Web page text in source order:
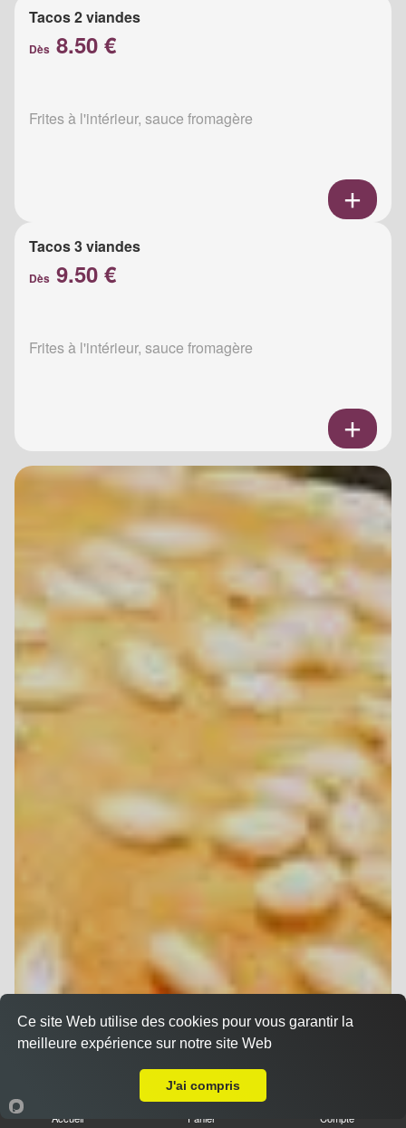
Tacos 2 viandes
Dès 8.50 €
Frites à l'intérieur, sauce fromagère
Tacos 3 viandes
Dès 9.50 €
Frites à l'intérieur, sauce fromagère
Accueil Panier Compte
Ce site Web utilise des cookies pour vous garantir la
meilleure expérience sur notre site Web
J'ai compris